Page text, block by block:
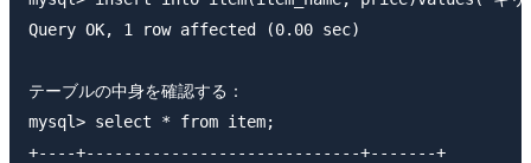
Query OK, 1 row affected (0.00 sec)
テーブルの中身を確認する：
mysql> select * from item;
+----+-----------------------------+-------+